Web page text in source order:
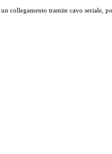
collegamento tramite cavo seriale,